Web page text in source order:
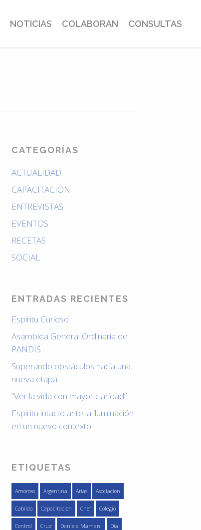
NOTICIAS COLABORAN CONSULTAS
CATEGORÍAS
ACTUALIDAD
CAPACITACIÓN
ENTREVISTAS
EVENTOS
RECETAS
SOCIAL
ENTRADAS RECIENTES
Espíritu Curioso
Asamblea General Ordinaria de
PANDIS
Superando obstáculos hacia una
nueva etapa
“Ver la vida con mayor claridad”
Espíritu intacto ante la iluminación
en un nuevo contexto
ETIQUETAS
Amoroso Argentina Arias Asociacion
Cabildo Capacitacion Chef Colegio
Control Cruz Daniela Mamani Dia